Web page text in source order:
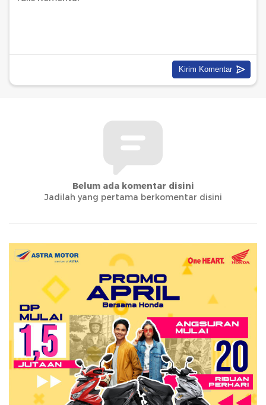
Belum ada komentar disini
Jadilah yang pertama berkomentar disini